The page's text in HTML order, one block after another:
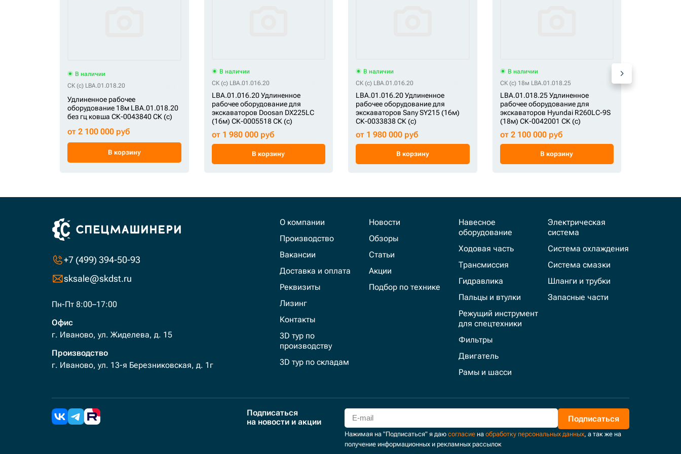
В наличии
СК (c) LBA.01.018.20
Удлиненное рабочее
оборудование 18м LBA.01.018.20
без гц ковша СК-0043840 СК (c)
от 2 100 000 руб
В корзину
В наличии
СК (c) LBA.01.016.20
LBA.01.016.20 Удлиненное
рабочее оборудование для
экскаваторов Doosan DX225LC
(16м) СК-0005518 СК (c)
от 1 980 000 руб
В корзину
В наличии
СК (c) LBA.01.016.20
LBA.01.016.20 Удлиненное
рабочее оборудование для
экскаваторов Sany SY215 (16м)
СК-0033838 СК (c)
от 1 980 000 руб
В корзину
В наличии
СК (c) 18м LBA.01.018.25
LBA.01.018.25 Удлиненное
рабочее оборудование для
экскаваторов Hyundai R260LC-9S
(18м) СК-0042001 СК (c)
от 2 100 000 руб
В корзину
+7 (499) 394-50-93
sksale@skdst.ru
Пн-Пт 8:00–17:00
Офис
г. Иваново, ул. Жиделева, д. 15
Производство
г. Иваново, ул. 13-я Березниковская, д. 1г
О компании
Производство
Вакансии
Доставка и оплата
Реквизиты
Лизинг
Контакты
3D тур по
производству
3D тур по складам
Новости
Обзоры
Статьи
Акции
Подбор по технике
Навесное
оборудование
Ходовая часть
Трансмиссия
Гидравлика
Пальцы и втулки
Режущий инструмент
для спецтехники
Фильтры
Двигатель
Рамы и шасси
Электрическая
система
Система охлаждения
Система смазки
Шланги и трубки
Запасные части
Подписаться
на новости и акции
Подписаться
Нажимая на "Подписаться" я даю согласиена обработку персональных данных, а так же на
получение информационных и рекламных рассылок